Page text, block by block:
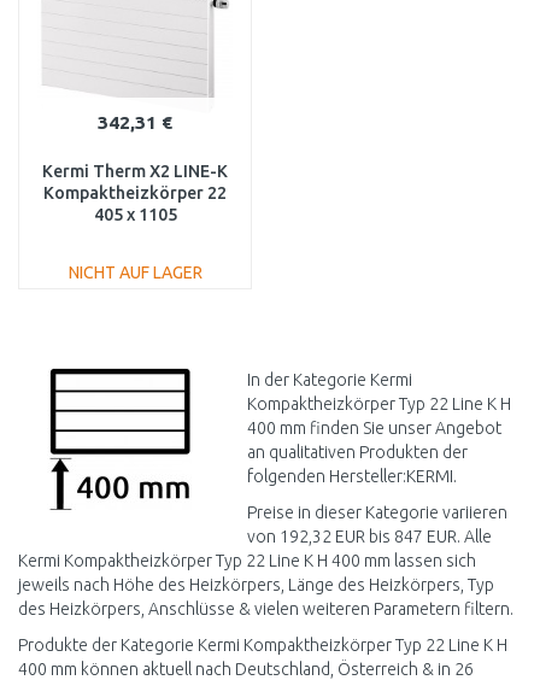
342,31 €
Kermi Therm X2 LINE-K
Kompaktheizkörper 22
405 x 1105
NICHT AUF LAGER
Vergleichen
In der Kategorie Kermi
Kompaktheizkörper Typ 22 Line K H
400 mm finden Sie unser Angebot
an qualitativen Produkten der
folgenden Hersteller:KERMI.
Preise in dieser Kategorie variieren
von 192,32 EUR bis 847 EUR. Alle
Kermi Kompaktheizkörper Typ 22 Line K H 400 mm lassen sich
jeweils nach Höhe des Heizkörpers, Länge des Heizkörpers, Typ
des Heizkörpers, Anschlüsse & vielen weiteren Parametern filtern.
Produkte der Kategorie Kermi Kompaktheizkörper Typ 22 Line K H
400 mm können aktuell nach Deutschland, Österreich & in 26